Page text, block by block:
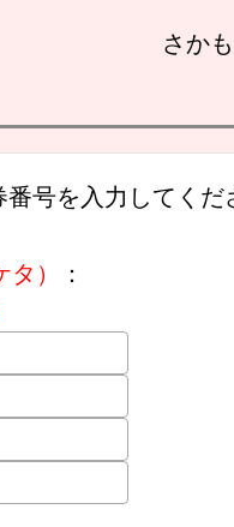
さか
号を入力してくだ
）
：